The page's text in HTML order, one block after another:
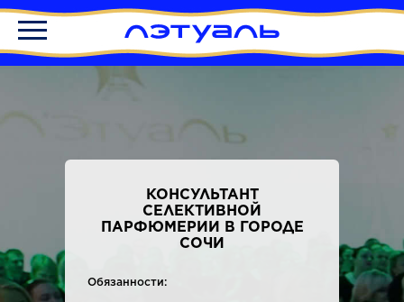
КОНСУЛЬТАНТ
СЕЛЕКТИВНОЙ
ПАРФЮМЕРИИ В ГОРОДЕ
СОЧИ
Обязанности: